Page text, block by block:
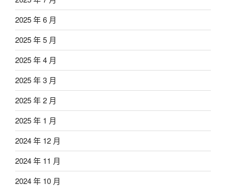
2025 年 6 月
2025 年 5 月
2025 年 4 月
2025 年 3 月
2025 年 2 月
2025 年 1 月
2024 年 12 月
2024 年 11 月
2024 年 10 月